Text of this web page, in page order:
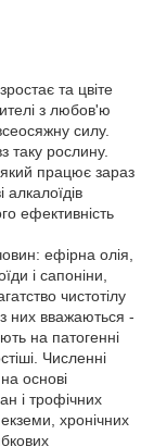
та цвіте
з любов'ю
силу.
таку рослину.
працює зараз
алкалоїдів
ефективність
ефірна олія,
і сапоніни,
чистотілу
них вважаються -
на патогенні
Численні
основі
і трофічних
хронічних